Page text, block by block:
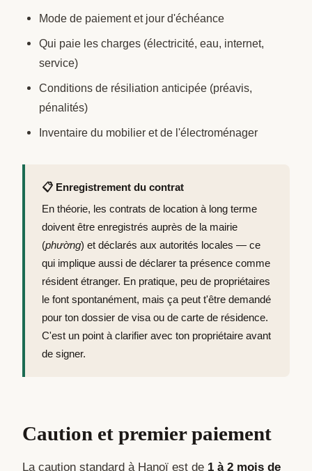
Mode de paiement et jour d'échéance
Qui paie les charges (électricité, eau, internet,
service)
Conditions de résiliation anticipée (préavis,
pénalités)
Inventaire du mobilier et de l'électroménager
📋 Enregistrement du contrat
En théorie, les contrats de location à long terme
doivent être enregistrés auprès de la mairie
(phường) et déclarés aux autorités locales — ce
qui implique aussi de déclarer ta présence comme
résident étranger. En pratique, peu de propriétaires
le font spontanément, mais ça peut t'être demandé
pour ton dossier de visa ou de carte de résidence.
C'est un point à clarifier avec ton propriétaire avant
de signer.
Caution et premier paiement
La caution standard à Hanoï est de 1 à 2 mois de